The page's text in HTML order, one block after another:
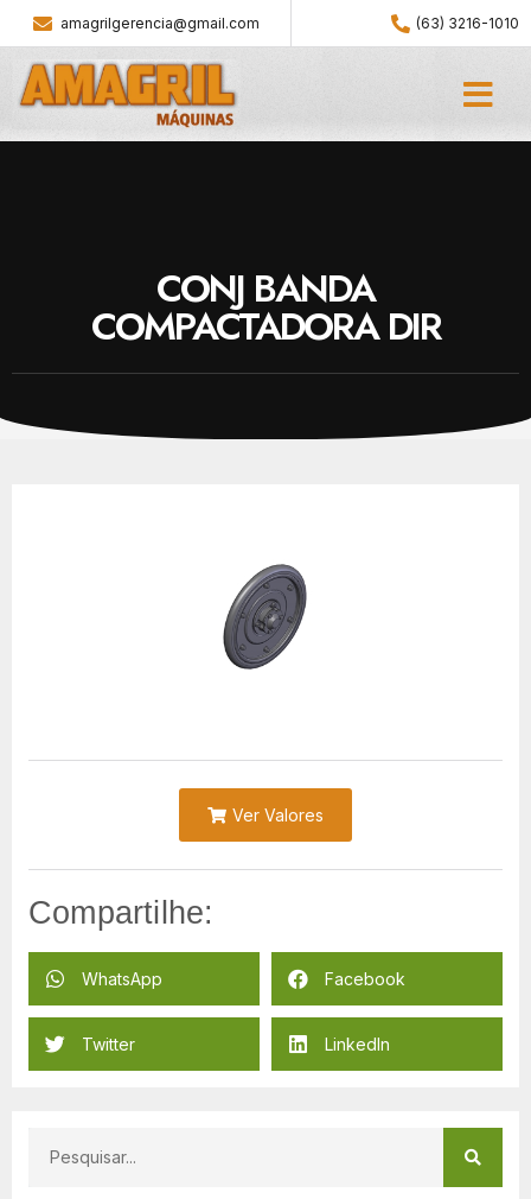
amagrilgerencia@gmail.com (63) 3216-1010
CONJ BANDA
COMPACTADORA DIR
Ver Valores
Compartilhe:
WhatsApp Facebook
Twitter LinkedIn